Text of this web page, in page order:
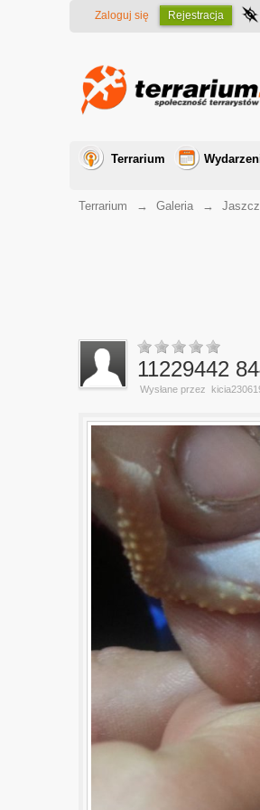
Zaloguj się Rejestracja
Terrarium
Terrarium
→ Galeria →
11229442
Wysłane przez